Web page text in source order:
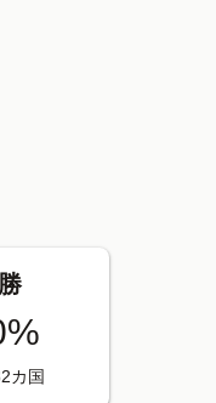
カ国